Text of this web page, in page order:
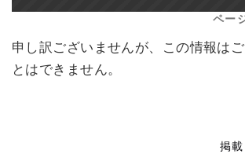
ペー
申し訳ございませんが、この情報は
とはできません。
掲